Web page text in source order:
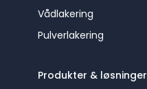
Vådlakering
Pulverlakering
Produkter & løsninger